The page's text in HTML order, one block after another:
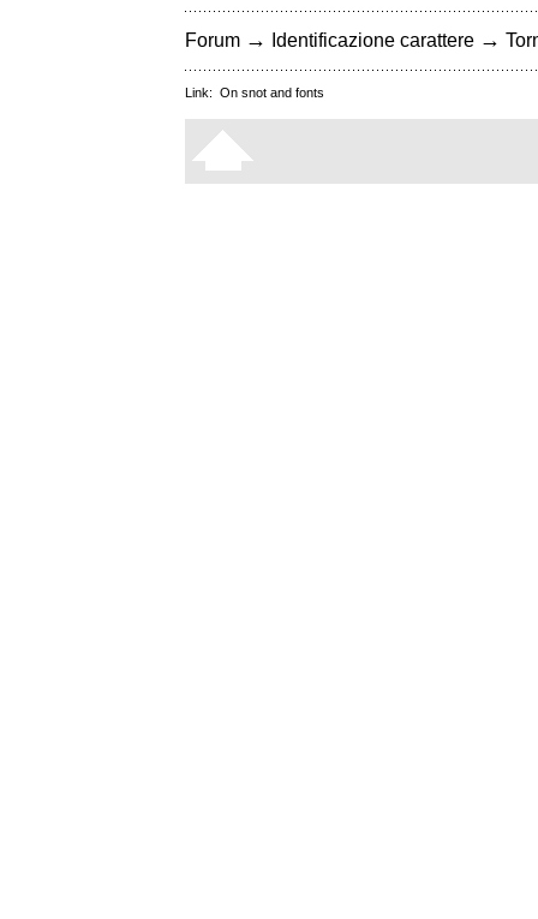
Forum → Identificazione carattere →
Link: On snot and fonts